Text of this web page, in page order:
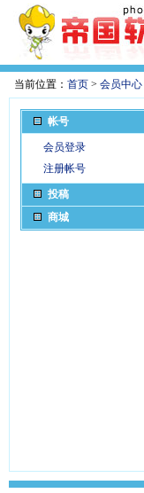
当前位置： 首页 > 会员中心
帐号
会员登录
注册帐号
投稿
商城